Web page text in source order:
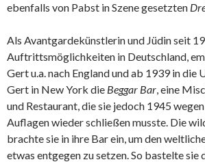
ebenfalls von Pabst in Szene gesetzten
Als Avantgardekünstlerin und Jüdin seit
Auftrittsmöglichkeiten in Deutschland,
Gert u.a. nach England und ab 1939 in die
Gert in New York die Beggar Bar, eine
und Restaurant, die sie jedoch 1945
Auflagen wieder schließen musste. Die
brachte sie in ihre Bar ein, um den
etwas entgegen zu setzen. So bastelte